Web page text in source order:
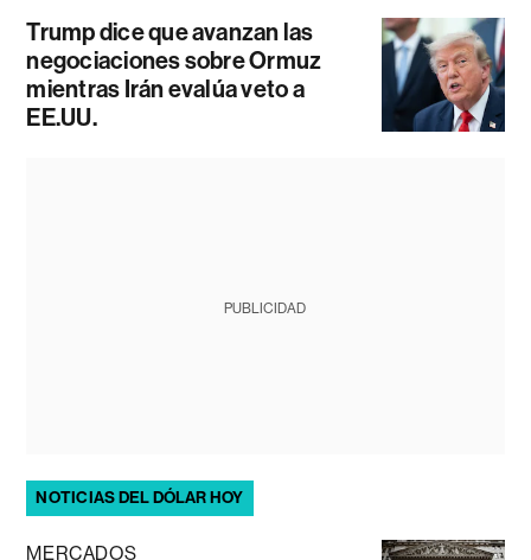
Trump dice que avanzan las
negociaciones sobre Ormuz
mientras Irán evalúa veto a
EE.UU.
PUBLICIDAD
NOTICIAS DEL DÓLAR HOY
MERCADOS